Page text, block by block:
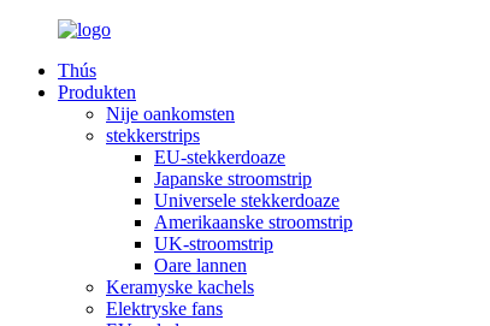
Thús
Produkten
Nije oankomsten
stekkerstrips
EU-stekkerdoaze
Japanske stroomstrip
Universele stekkerdoaze
Amerikaanske stroomstrip
UK-stroomstrip
Oare lannen
Keramyske kachels
Elektryske fans